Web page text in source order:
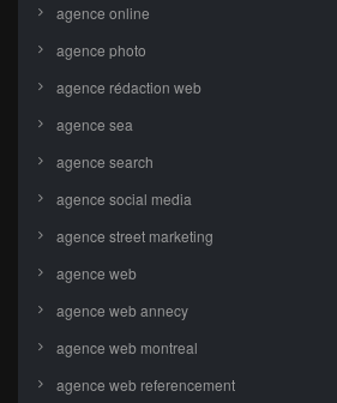
agence online
agence photo
agence rédaction web
agence sea
agence search
agence social media
agence street marketing
agence web
agence web annecy
agence web montreal
agence web referencement